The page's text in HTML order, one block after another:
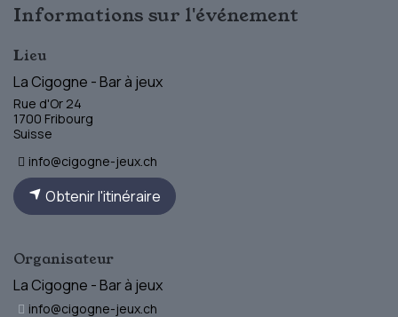
Informations sur l'événement
Lieu
La Cigogne - Bar à jeux
Rue d'Or 24
1700 Fribourg
Suisse
info@cigogne-jeux.ch
Obtenir l'itinéraire
Organisateur
La Cigogne - Bar à jeux
info@cigogne-jeux.ch